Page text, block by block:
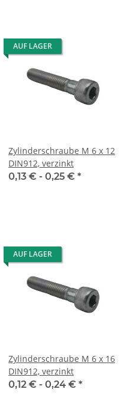
AUF LAGER
Zylinderschraube M 6 x 12
DIN912, verzinkt
0,13 € - 0,25 € *
AUF LAGER
Zylinderschraube M 6 x 16
DIN912, verzinkt
0,12 € - 0,24 € *